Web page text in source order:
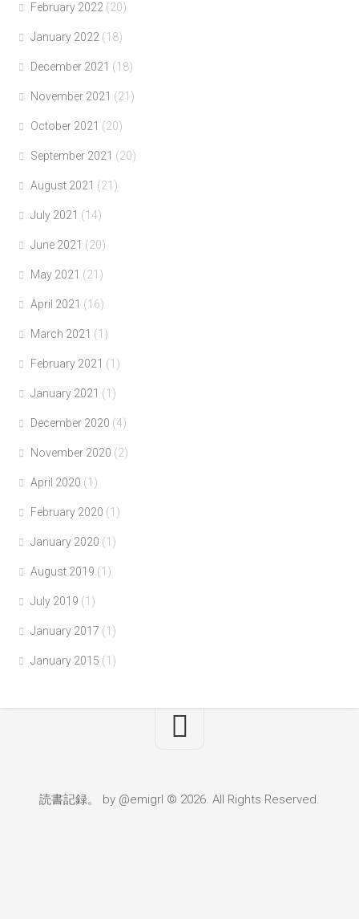
February 2022 (20)
January 2022 (18)
December 2021 (18)
November 2021 (21)
October 2021 (20)
September 2021 (20)
August 2021 (21)
July 2021 (14)
June 2021 (20)
May 2021 (21)
April 2021 (16)
March 2021 (1)
February 2021 (1)
January 2021 (1)
December 2020 (4)
November 2020 (2)
April 2020 (1)
February 2020 (1)
January 2020 (1)
August 2019 (1)
July 2019 (1)
January 2017 (1)
January 2015 (1)
読書記録。 by @emigrl © 2026. All Rights Reserved.